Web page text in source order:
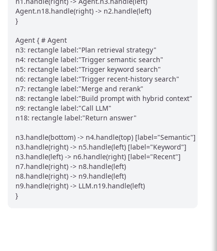
Agent.n18.handle(right) -> n2.handle(left)
}
Agent { # Agent
n3: rectangle label:"Plan retrieval strategy"
n4: rectangle label:"Trigger semantic search"
n5: rectangle label:"Trigger keyword search"
n6: rectangle label:"Trigger recent-history search"
n7: rectangle label:"Merge and rerank"
n8: rectangle label:"Build prompt with hybrid context"
n9: rectangle label:"Call LLM"
n18: rectangle label:"Return answer"
n3.handle(bottom) -> n4.handle(top) [label="Semantic"]
n3.handle(right) -> n5.handle(left) [label="Keyword"]
n3.handle(left) -> n6.handle(right) [label="Recent"]
n7.handle(right) -> n8.handle(left)
n8.handle(right) -> n9.handle(left)
n9.handle(right) -> LLM.n19.handle(left)